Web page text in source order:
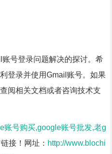
号登录问题解决的探讨。希
登录并使用Gmail账号。如果
阅相关文档或者咨询技术支
账号购买,google账号批发,老g
接！网址： http://www.blochi